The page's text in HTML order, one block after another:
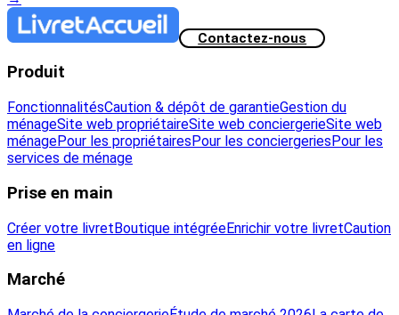
Contactez-nous
Produit
FonctionnalitésCaution & dépôt de garantieGestion du
ménageSite web propriétaireSite web conciergerieSite web
ménagePour les propriétaires Pour les conciergeries Pour les
services de ménage
Prise en main
Créer votre livretBoutique intégréeEnrichir votre livretCaution
en ligne
Marché